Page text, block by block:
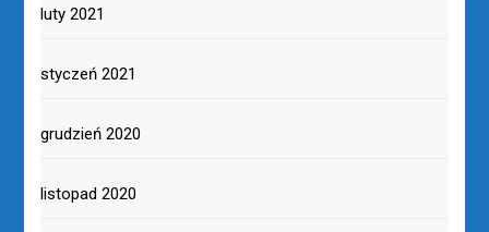
luty 2021
styczeń 2021
grudzień 2020
listopad 2020